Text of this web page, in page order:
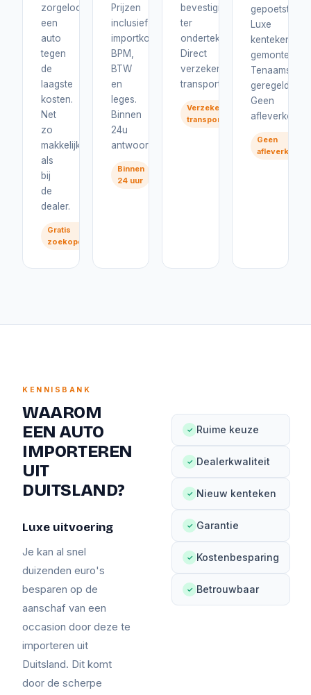
zorgeloos
een
auto
tegen
de
laagste
kosten.
Net
zo
makkelijk
als
bij
de
dealer.
Gratis
zoekopdracht
Prijzen
inclusief
importkosten,
BPM,
BTW
en
leges.
Binnen
24u
antwoord.
Binnen
24 uur
bevestiging
ter
ondertekening.
Direct
verzekerd
transport.
Verzekerd
transport
gepoetst.
Luxe
gemonteerd.
geregeld.
Geen
Geen
afleverkosten
KENNISBANK
WAAROM
EEN AUTO
IMPORTEREN
UIT
DUITSLAND?
Luxe uitvoering
Je kan al snel
duizenden euro's
besparen op de
aanschaf van een
occasion door deze te
importeren uit
Duitsland. Dit komt
door de scherpe
✓ Ruime keuze
✓ Dealerkwaliteit
✓ Nieuw kenteken
✓ Garantie
✓ Kostenbesparing
✓ Betrouwbaar